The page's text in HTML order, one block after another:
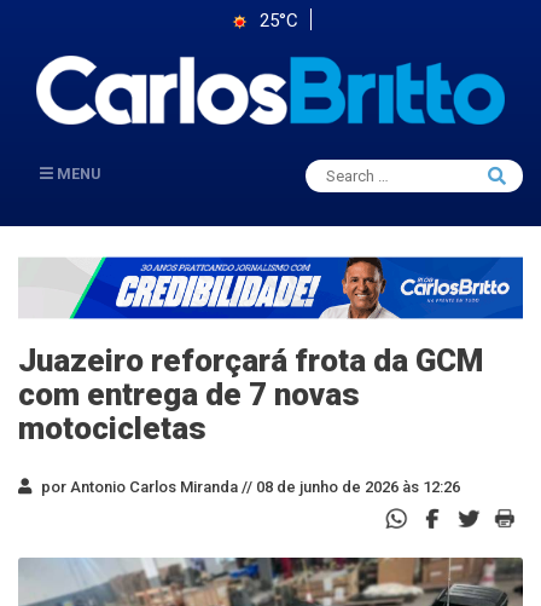
25°C
MENU
Search
for:
Search
Juazeiro reforçará frota da GCM
com entrega de 7 novas
motocicletas
por Antonio Carlos Miranda // 08 de junho de 2026 às 12:26